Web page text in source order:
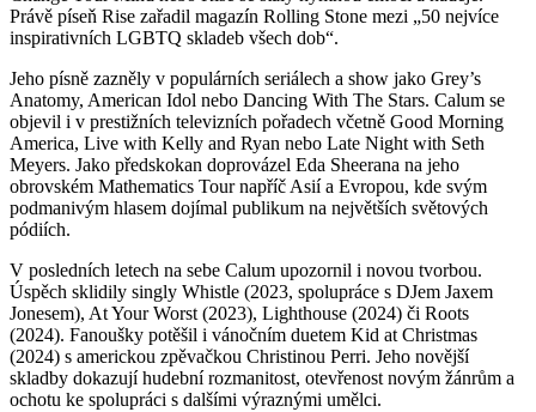
Právě píseň Rise zařadil magazín Rolling Stone mezi „50 nejvíce
inspirativních LGBTQ skladeb všech dob“.
Jeho písně zazněly v populárních seriálech a show jako Grey’s
Anatomy, American Idol nebo Dancing With The Stars. Calum se
objevil i v prestižních televizních pořadech včetně Good Morning
America, Live with Kelly and Ryan nebo Late Night with Seth
Meyers. Jako předskokan doprovázel Eda Sheerana na jeho
obrovském Mathematics Tour napříč Asií a Evropou, kde svým
podmanivým hlasem dojímal publikum na největších světových
pódiích.
V posledních letech na sebe Calum upozornil i novou tvorbou.
Úspěch sklidily singly Whistle (2023, spolupráce s DJem Jaxem
Jonesem), At Your Worst (2023), Lighthouse (2024) či Roots
(2024). Fanoušky potěšil i vánočním duetem Kid at Christmas
(2024) s americkou zpěvačkou Christinou Perri. Jeho novější
skladby dokazují hudební rozmanitost, otevřenost novým žánrům a
ochotu ke spolupráci s dalšími výraznými umělci.